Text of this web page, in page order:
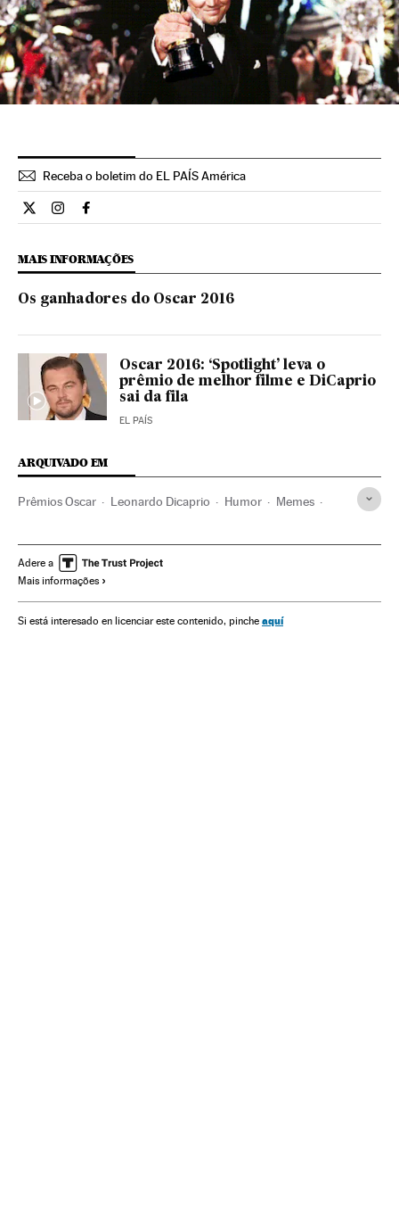
Receba o boletim do EL PAÍS América
Cultura El País Brasil en Twitter
Cultura El País Brasil en Instagram
Cultura El País Brasil en Facebook
MAIS INFORMAÇÕES
Os ganhadores do Oscar 2016
Oscar 2016: ‘Spotlight’ leva o
prêmio de melhor filme e DiCaprio
sai da fila
EL PAÍS
ARQUIVADO EM
Prêmios Oscar Leonardo Dicaprio Humor Memes
Adere a
Mais informações
Si está interesado en licenciar este contenido, pinche aquí